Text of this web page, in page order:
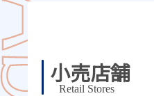
小売店舗
Retail Stores